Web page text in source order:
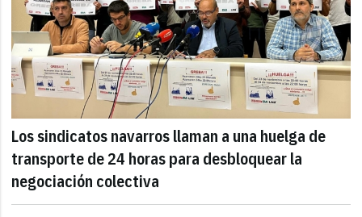
Los sindicatos navarros llaman a una huelga de
transporte de 24 horas para desbloquear la
negociación colectiva